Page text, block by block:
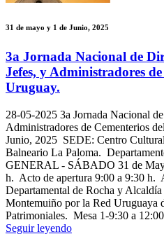
31 de mayo y 1 de Junio, 2025
3a Jornada Nacional de
Jefes, y Administradores
Uruguay.
28-05-2025 3a Jornada Nacional
Administradores de Cementerios
Junio, 2025 SEDE: Centro
Balneario La Paloma.
GENERAL - SÁBADO 31 de
h. Acto de apertura 9:00 a 9:30 h.
Departamental de Rocha y
Montemuiño por la Red Uruguaya
Patrimoniales. Mesa 1-9:30 a
Seguir leyendo